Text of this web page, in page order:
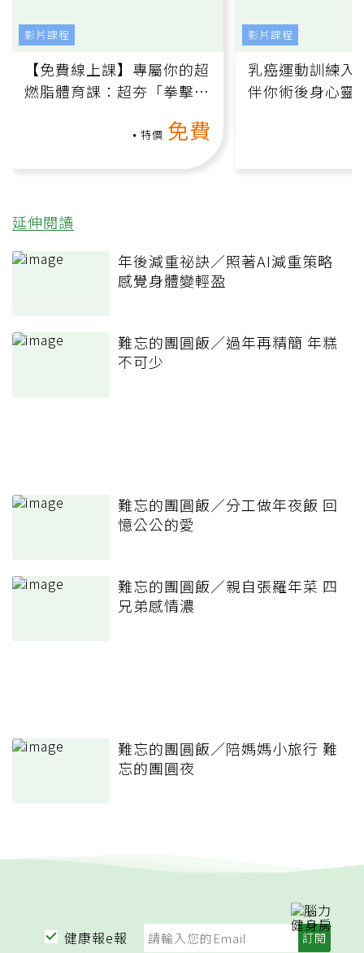
【免費線上課】專屬你的超
燃脂體育課：超夯「拳擊有
特價 免費
影片課程
乳癌運動訓練入
伴你術後身心靈
影片課程
延伸閱讀
年後減重祕訣／照著AI減重策略
感覺身體變輕盈
難忘的團圓飯／過年再精簡 年糕
不可少
難忘的團圓飯／分工做年夜飯 回
憶公公的愛
難忘的團圓飯／親自張羅年菜 四
兄弟感情濃
難忘的團圓飯／陪媽媽小旅行 難
忘的團圓夜
健康報e報